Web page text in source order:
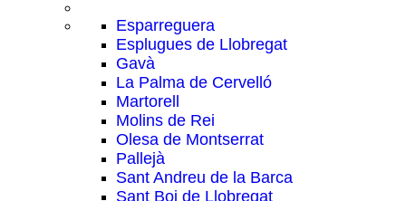
Esparreguera
Esplugues de Llobregat
Gavà
La Palma de Cervelló
Martorell
Molins de Rei
Olesa de Montserrat
Pallejà
Sant Andreu de la Barca
Sant Boi de Llobregat